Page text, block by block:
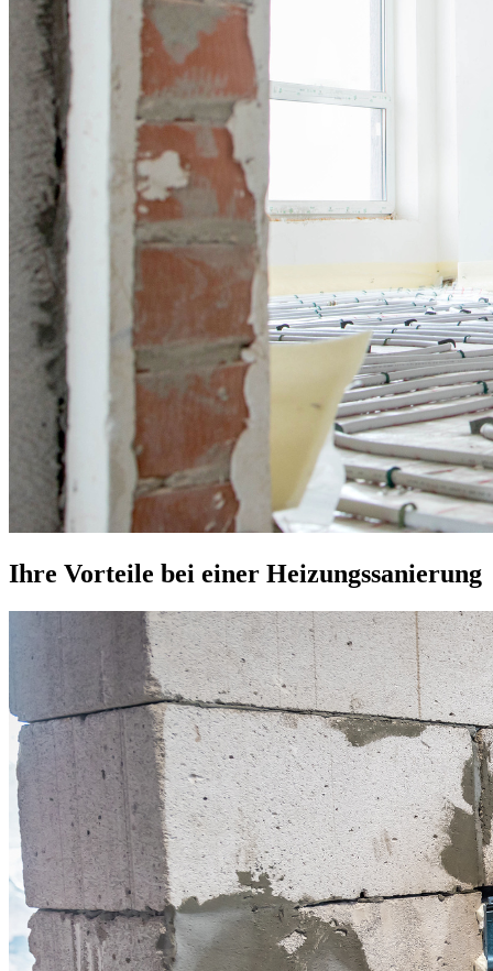
Ihre Vorteile bei einer Heizungssanierung